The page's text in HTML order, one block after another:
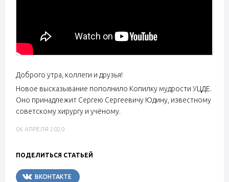
Доброго утра, коллеги и друзья!
Новое высказывание пополнило Копилку мудрости УЦДЕ.
Оно принадлежит Сергею Сергеевичу Юдину, известному
советскому хирургу и учёному.
06 АПРЕЛЯ 2020
ПОДЕЛИТЬСЯ СТАТЬЕЙ
ВКОНТАКТЕ